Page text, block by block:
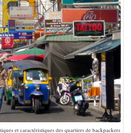
et caractéristiques des quartiers de backpackers